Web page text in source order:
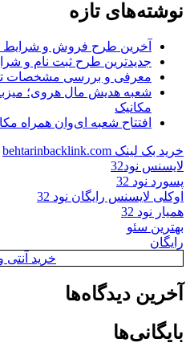
نوشته‌های تازه
آخرین طرح فروش و شرایط
جدیدترین طرح ثبت نام و
معرفی و بررسی مشخصات تویوتا
شعبه هدیش مال هروی؛
مکانیک
افتتاح شعبه ای‌وان همراه
خرید بک لینک behtarinbacklink.com
لایسنس نود32
پسورد نود 32
اوکلی لایسنس رایگان نود 32
همیار نود 32
بهترین سئو
رایگان
خرید
آخرین دیدگاه‌ها
بایگانی‌ها